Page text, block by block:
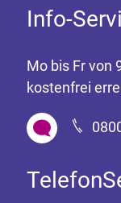
Info-
Mo bis Fr von
kostenfrei